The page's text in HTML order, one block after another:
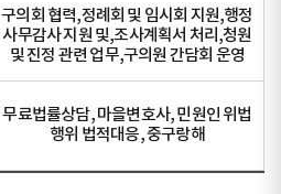
구의회 협력,정례회 및 임시회 지원,행정
사무감사 지원 및,조사계획서 처리,청원
및 진정 관련 업무,구의원 간담회 운영
무료법률상담, 마을변호사, 민원인 위법
행위 법적대응, 중구랑해